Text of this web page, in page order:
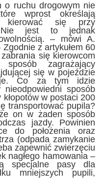
o ruchu drogowym nie
wprost określają
kierować się przy
Nie jest to jednak
– mówi A.
z artykułem 60
się kierowcom
zagrażający
się w pojeździe
Co za tym idzie
sposób
w postaci 200
transportować pupila?
on w żaden sposób
jazdy. Powinien
do położenia oraz
(odpada zamykanie
zapewnić zwierzęciu
nagłego hamowania –
specjalne pasy dla
mniejszych pupili,